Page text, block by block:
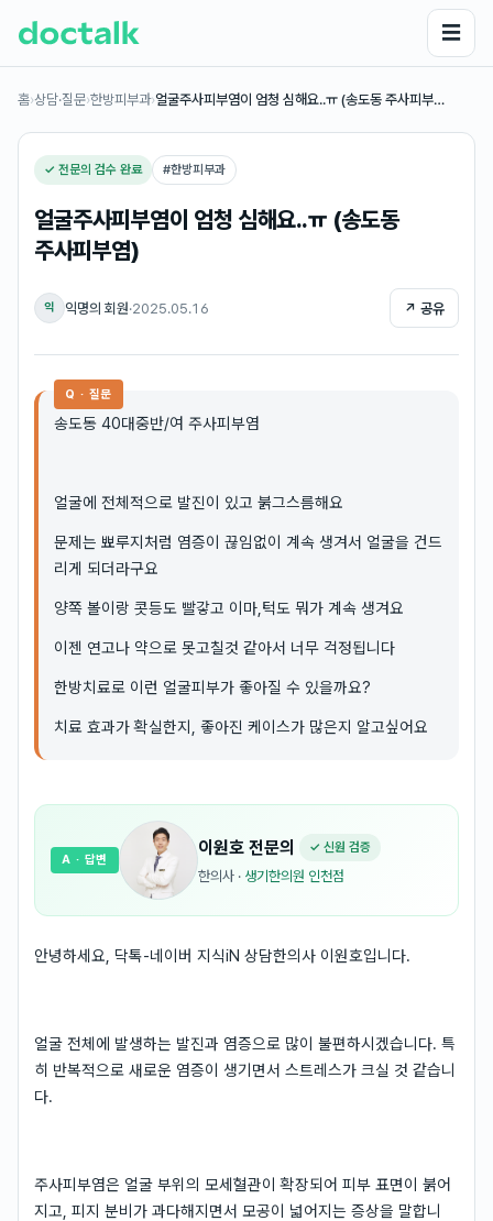
☰
홈›상담·질문›한방피부과›얼굴주사피부염이 엄청 심해요..ㅠ (송도동 주사피부…
✓ 전문의 검수 완료 #한방피부과
얼굴주사피부염이 엄청 심해요..ㅠ (송도동
주사피부염)
익 익명의 회원·2025.05.16 ↗ 공유
Q · 질문
송도동 40대중반/여 주사피부염
얼굴에 전체적으로 발진이 있고 붉그스름해요
문제는 뾰루지처럼 염증이 끊임없이 계속 생겨서 얼굴을 건드
리게 되더라구요
양쪽 볼이랑 콧등도 빨갛고 이마,턱도 뭐가 계속 생겨요
이젠 연고나 약으로 못고칠것 같아서 너무 걱정됩니다
한방치료로 이런 얼굴피부가 좋아질 수 있을까요?
치료 효과가 확실한지, 좋아진 케이스가 많은지 알고싶어요
이원호 전문의 ✓ 신원 검증
한의사 · 생기한의원 인천점
A · 답변
안녕하세요, 닥톡-네이버 지식iN 상담한의사 이원호입니다.
얼굴 전체에 발생하는 발진과 염증으로 많이 불편하시겠습니다. 특
히 반복적으로 새로운 염증이 생기면서 스트레스가 크실 것 같습니
다.
주사피부염은 얼굴 부위의 모세혈관이 확장되어 피부 표면이 붉어
지고, 피지 분비가 과다해지면서 모공이 넓어지는 증상을 말합니